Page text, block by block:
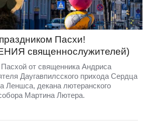
Пасхи!
священнослужителей)
от священника Андриса
Даугавпилсского прихода Сердца
Леншса, декана лютеранского
Мартина Лютера.